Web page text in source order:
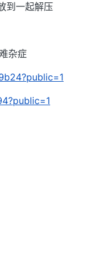
到一起解压
杂症